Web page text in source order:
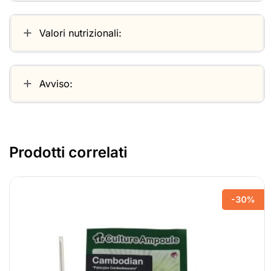
Valori nutrizionali:
Avviso:
Prodotti correlati
-30%